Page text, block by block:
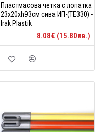
Пластмасова четка с лопатка
23x20xh93см сива ИП-(TE330) -
Irak Plastik
8.08€ (15.80лв.)